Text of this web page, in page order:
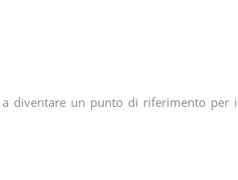
a diventare un punto di riferimento per i